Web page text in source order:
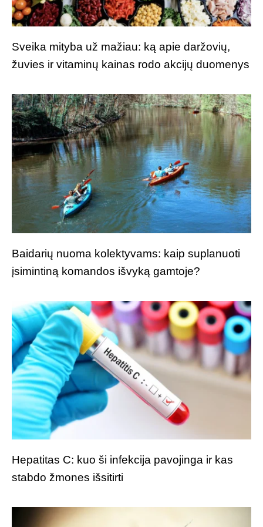
Sveika mityba už mažiau: ką apie daržovių,
žuvies ir vitaminų kainas rodo akcijų duomenys
Baidarių nuoma kolektyvams: kaip suplanuoti
įsimintiną komandos išvyką gamtoje?
Hepatitas C: kuo ši infekcija pavojinga ir kas
stabdo žmones išsitirti